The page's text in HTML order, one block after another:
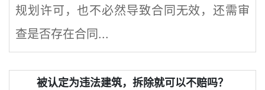
规划许可，也不必然导致合同无效，还需审
查是否存在合同...
被认定为违法建筑，拆除就可以不赔吗？